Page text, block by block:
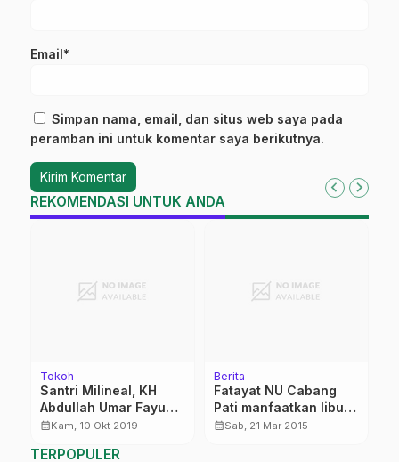
Email*
Simpan nama, email, dan situs web saya pada
peramban ini untuk komentar saya berikutnya.
REKOMENDASI UNTUK ANDA
Tokoh
Santri Milineal, KH
Abdullah Umar Fayumi
(Gus Umar)
calendar_monthKam, 10 Okt 2019
Berita
Fatayat NU Cabang
Pati manfaatkan libur
Nyepi untuk Latihan
calendar_monthSab, 21 Mar 2015
TERPOPULER